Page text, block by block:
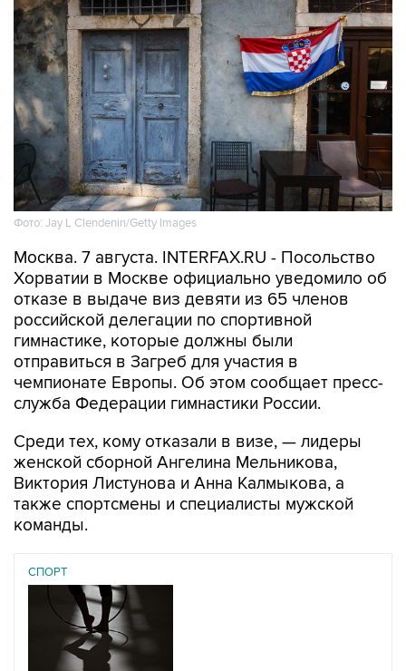
Фото: Jay L Clendenin/Getty Images
Москва. 7 августа. INTERFAX.RU - Посольство
Хорватии в Москве официально уведомило об
отказе в выдаче виз девяти из 65 членов
российской делегации по спортивной
гимнастике, которые должны были
отправиться в Загреб для участия в
чемпионате Европы. Об этом сообщает пресс-
служба Федерации гимнастики России.
Среди тех, кому отказали в визе, — лидеры
женской сборной Ангелина Мельникова,
Виктория Листунова и Анна Калмыкова, а
также спортсмены и специалисты мужской
команды.
СПОРТ